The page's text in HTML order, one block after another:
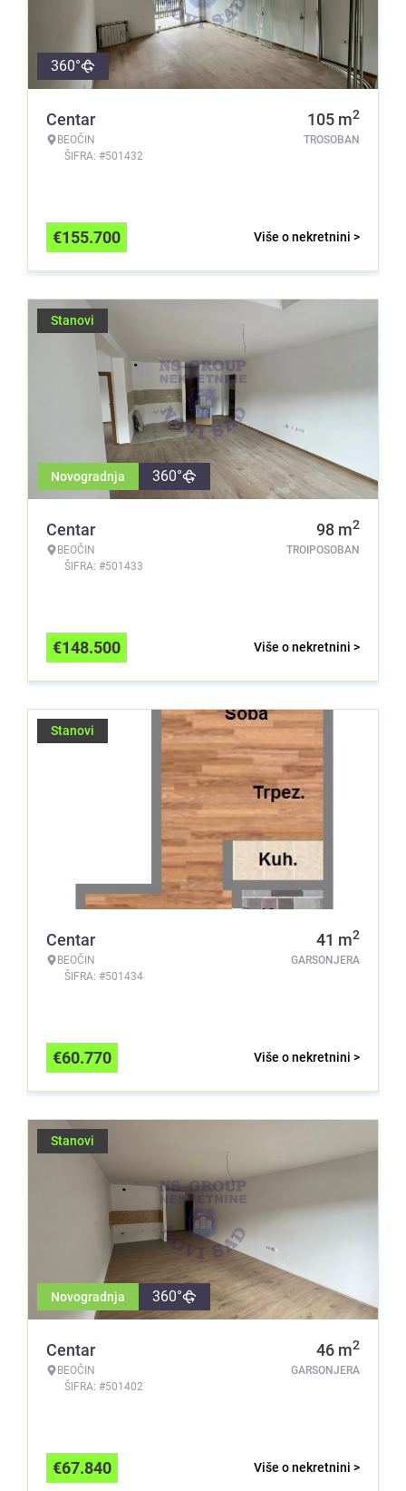
360°
Centar
BEOČIN
ŠIFRA: #501432
105 m2
TROSOBAN
Više o nekretnini >
€155.700
Stanovi
Novogradnja 360°
Centar
BEOČIN
ŠIFRA: #501433
98 m2
TROIPOSOBAN
Više o nekretnini >
€148.500
Stanovi
Centar
BEOČIN
ŠIFRA: #501434
41 m2
GARSONJERA
Više o nekretnini >
€60.770
Stanovi
Novogradnja 360°
Centar
BEOČIN
ŠIFRA: #501402
46 m2
GARSONJERA
Više o nekretnini >
€67.840